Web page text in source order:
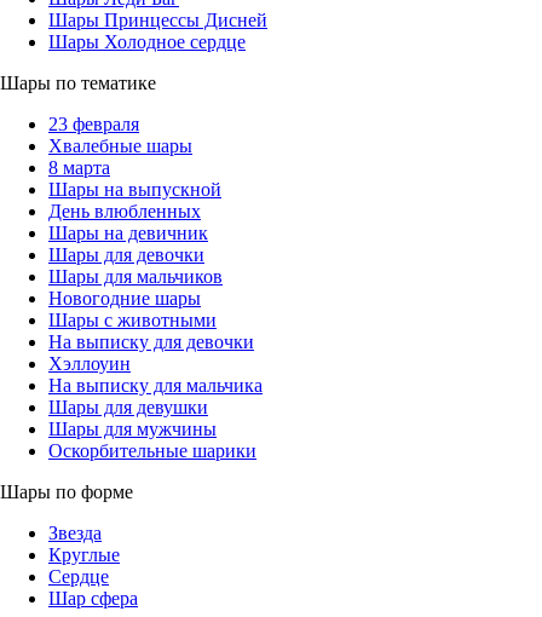
Шары Принцессы Дисней
Шары Холодное сердце
Шары по тематике
23 февраля
Хвалебные шары
8 марта
Шары на выпускной
День влюбленных
Шары на девичник
Шары для девочки
Шары для мальчиков
Новогодние шары
Шары с животными
На выписку для девочки
Хэллоуин
На выписку для мальчика
Шары для девушки
Шары для мужчины
Оскорбительные шарики
Шары по форме
Звезда
Круглые
Сердце
Шар сфера